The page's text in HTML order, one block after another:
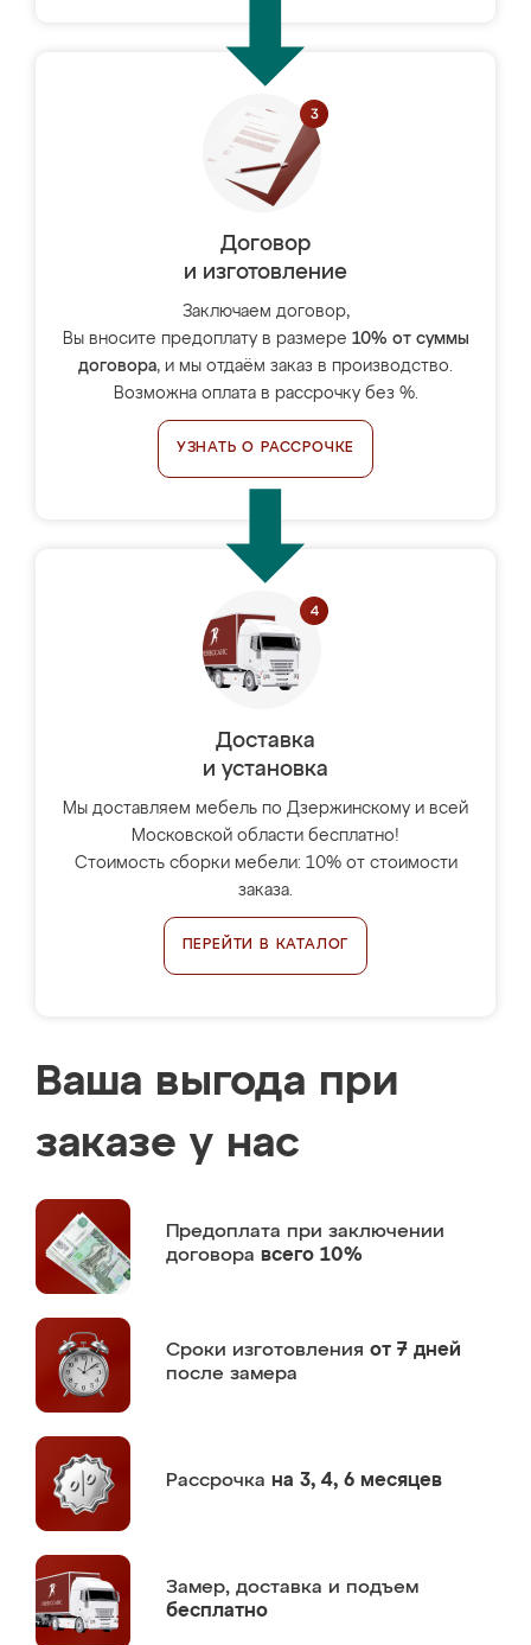
Договор
и изготовление
Заключаем договор,
Вы вносите предоплату в размере 10% от суммы
договора, и мы отдаём заказ в производство.
Возможна оплата в рассрочку без %.
УЗНАТЬ О РАССРОЧКЕ
Доставка
и установка
Мы доставляем мебель по Дзержинскому и всей
Московской области бесплатно!
Стоимость сборки мебели: 10% от стоимости
заказа.
ПЕРЕЙТИ В КАТАЛОГ
Ваша выгода при
заказе у нас
Предоплата при заключении
договора всего 10%
Сроки изготовления от 7 дней
после замера
Рассрочка на 3, 4, 6 месяцев
Замер, доставка и подъем
бесплатно